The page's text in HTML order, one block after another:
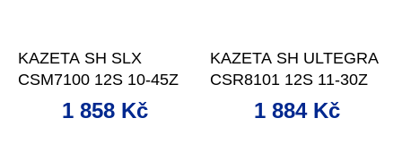
KAZETA SH SLX
CSM7100 12S 10-45Z
1 858 Kč
KAZETA SH ULTEGRA
CSR8101 12S 11-30Z
1 884 Kč